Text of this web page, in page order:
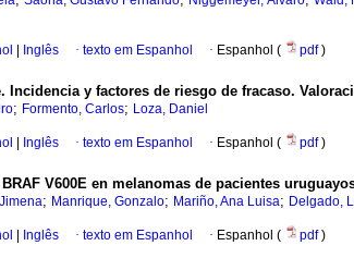
Inglês · texto em Espanhol · Espanhol ( pdf)
Incidencia y factores de riesgo de fracaso.
; Formento, Carlos; Loza, Daniel
Inglês · texto em Espanhol · Espanhol ( pdf)
V600E en melanomas de pacientes
; Manrique, Gonzalo; Mariño, Ana Luisa; Delgado,
Inglês · texto em Espanhol · Espanhol ( pdf)